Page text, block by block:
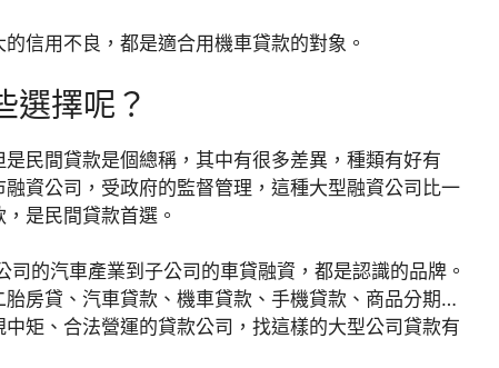
信用不良，都是適合用機車貸款的對象。
選擇呢？
民間貸款是個總稱，其中有很多差異，種類有好有
資公司，受政府的監督管理，這種大型融資公司比一
是民間貸款首選。
的汽車產業到子公司的車貸融資，都是認識的品牌。
房貸、汽車貸款、機車貸款、手機貸款、商品分期…
矩、合法營運的貸款公司，找這樣的大型公司貸款有